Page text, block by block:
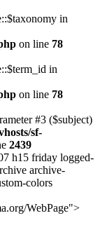
in
on line 78
in
on line 78
#3 ($subject)
sf-
2439
h15 friday logged-
archive-
colors
WebPage">